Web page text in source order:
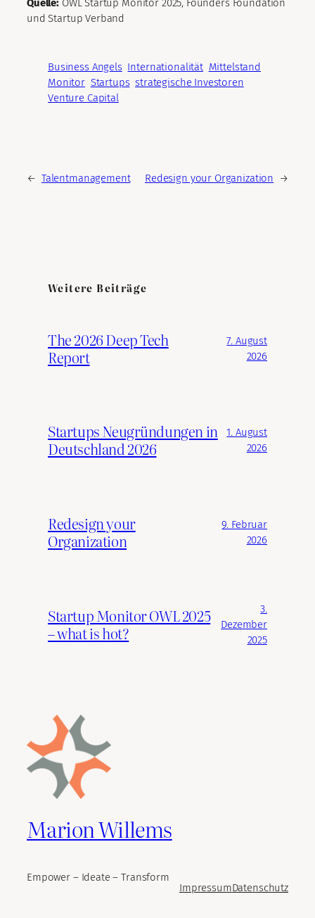
Quelle: OWL Startup Monitor 2025, Founders Foundation
und Startup Verband
Business Angels Internationalität Mittelstand
Monitor Startups strategische Investoren
Venture Capital
← Talentmanagement Redesign your Organization →
Weitere Beiträge
The 2026 Deep Tech
Report
7. August
2026
Startups Neugründungen in
Deutschland 2026
1. August
2026
Redesign your
Organization
9. Februar
2026
Startup Monitor OWL 2025
– what is hot?
3.
Dezember
2025
Marion Willems
Empower – Ideate – Transform
ImpressumDatenschutz